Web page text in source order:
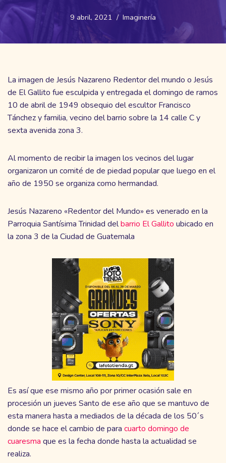
9 abril, 2021 Imaginería
La imagen de Jesús Nazareno Redentor del mundo o Jesús
de El Gallito fue esculpida y entregada el domingo de ramos
10 de abril de 1949 obsequio del escultor Francisco
Tánchez y familia, vecino del barrio sobre la 14 calle C y
sexta avenida zona 3.
Al momento de recibir la imagen los vecinos del lugar
organizaron un comité de de piedad popular que luego en el
año de 1950 se organiza como hermandad.
Jesús Nazareno «Redentor del Mundo» es venerado en la
Parroquia Santísima Trinidad delbarrio El Gallito ubicado en
la zona 3 de la Ciudad de Guatemala
Es así que ese mismo año por primer ocasión sale en
procesión un jueves Santo de ese año que se mantuvo de
esta manera hasta a mediados de la década de los 50´s
donde se hace el cambio de para cuarto domingo de
cuaresma que es la fecha donde hasta la actualidad se
realiza.